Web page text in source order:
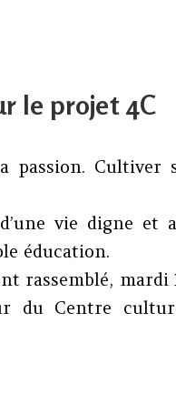
le projet 4C
passion. Cultiver
vie digne et
éducation.
rassemblé, mardi
du Centre
– Les 4C pour le